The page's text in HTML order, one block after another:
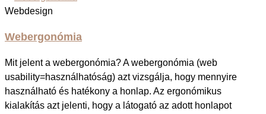
Webdesign
Webergonómia
Mit jelent a webergonómia? A webergonómia (web
usability=használhatóság) azt vizsgálja, hogy mennyire
használható és hatékony a honlap. Az ergonómikus
kialakítás azt jelenti, hogy a látogató az adott honlapot